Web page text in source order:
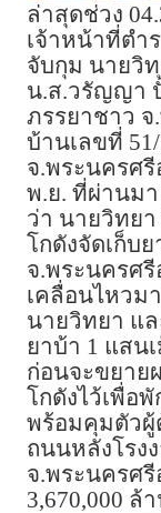
ล่าสุดช่วง
เจ้าหน้าที่ตำ
จับกุม นายวิท
น.ส.วรัญญา
ภรรยาชาว
บ้านเลขที่
จ.พระนครศรี
พ.ย. ที่ผ่านม
ว่า นายวิทย
โกดังจัดเก็บ
จ.พระนครศ
เคลื่อนไหวม
นายวิทยา แ
ยาบ้า 1 แสน
ก่อนจะขยาย
โกดังไว้เพื่อ
พร้อมคุมตัวผู้
ถนนหลังโรง
จ.พระนครศ
3,670,000 ล้